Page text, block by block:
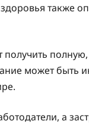
также
может быть
а